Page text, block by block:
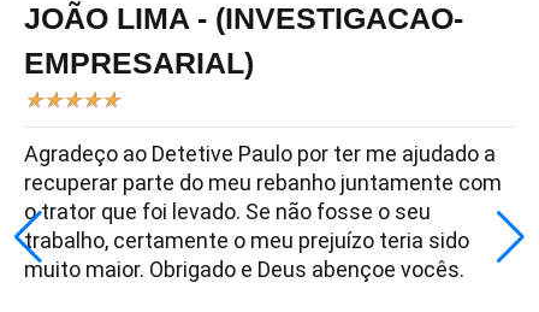
JOÃO LIMA - (INVESTIGACAO-
EMPRESARIAL)
★★★★★
Agradeço ao Detetive Paulo por ter me ajudado a
recuperar parte do meu rebanho juntamente com
o trator que foi levado. Se não fosse o seu
trabalho, certamente o meu prejuízo teria sido
muito maior. Obrigado e Deus abençoe vocês.